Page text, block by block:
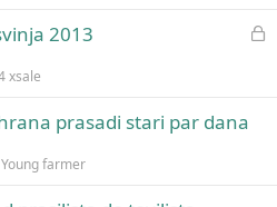
2013
xsale
prasadi stari par dana
Young farmer